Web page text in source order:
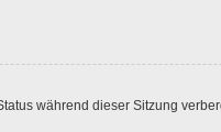
während dieser Sitzung